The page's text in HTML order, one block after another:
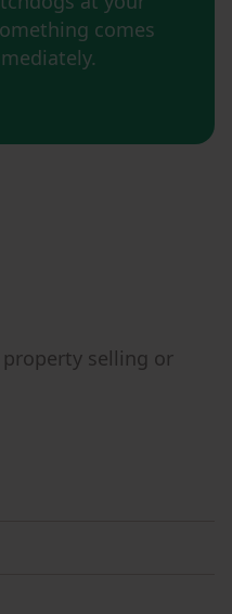
comes
selling or